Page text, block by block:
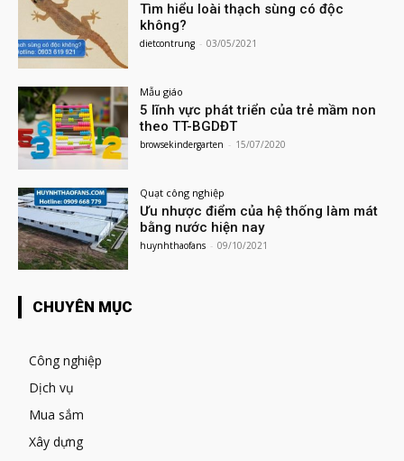
Tìm hiểu loài thạch sùng có độc
không?
dietcontrung - 03/05/2021
Mẫu giáo
5 lĩnh vực phát triển của trẻ mầm non
theo TT-BGDĐT
browsekindergarten - 15/07/2020
Quạt công nghiệp
Ưu nhược điểm của hệ thống làm mát
bằng nước hiện nay
huynhthaofans - 09/10/2021
CHUYÊN MỤC
Công nghiệp
Dịch vụ
Mua sắm
Xây dựng